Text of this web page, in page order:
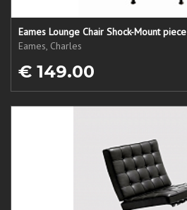
Eames Lounge Chair Shock-Mount piece
Eames, Charles
€ 149.00